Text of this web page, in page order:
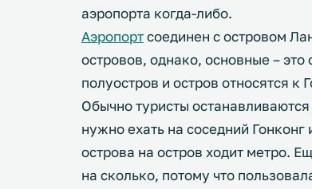
аэропорта когда-либо.
Аэропортсоединен с островом
островов, однако, основные – это
полуостров и остров относятся к
Обычно туристы
нужно ехать на соседний
острова на остров ходит метро.
на сколько, потому что